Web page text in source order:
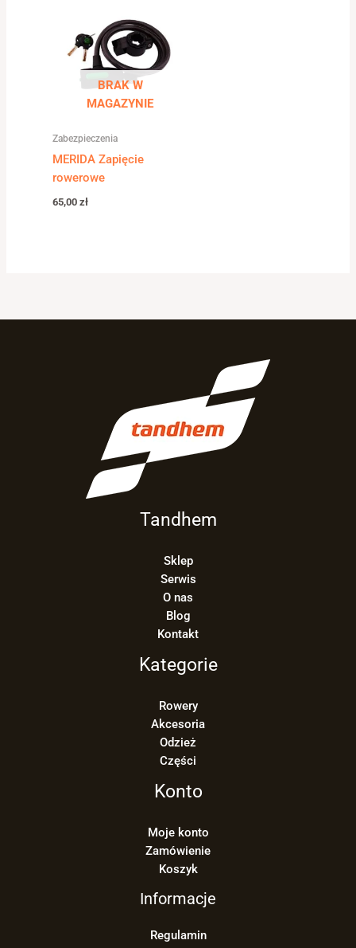
BRAK W
MAGAZYNIE
Zabezpieczenia
MERIDA Zapięcie
rowerowe
65,00zł
Tandhem
Sklep
Serwis
O nas
Blog
Kontakt
Kategorie
Rowery
Akcesoria
Odzież
Części
Konto
Moje konto
Zamówienie
Koszyk
Informacje
Regulamin